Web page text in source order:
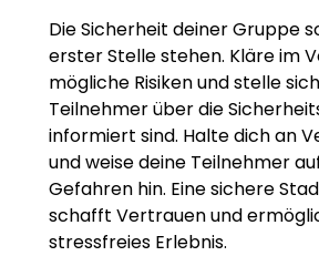
Die Sicherheit deiner Gruppe
erster Stelle stehen. Kläre im
mögliche Risiken und stelle
Teilnehmer über die
informiert sind. Halte dich an
und weise deine Teilnehmer
Gefahren hin. Eine sichere
schafft Vertrauen und
stressfreies Erlebnis.